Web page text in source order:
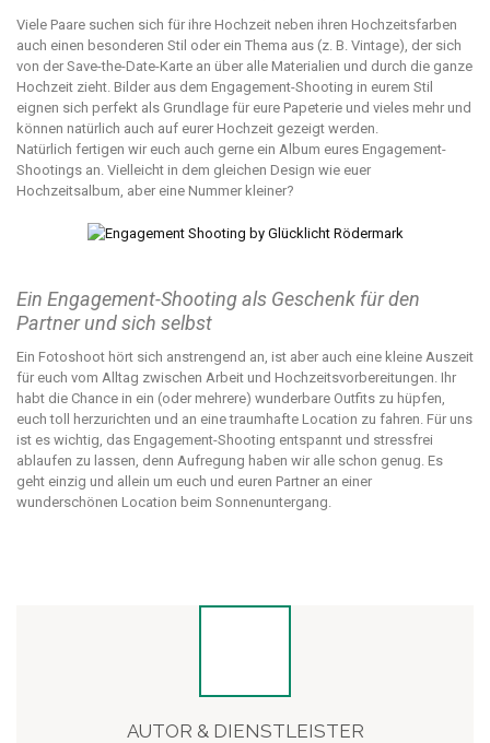
Viele Paare suchen sich für ihre Hochzeit neben ihren Hochzeitsfarben
auch einen besonderen Stil oder ein Thema aus (z. B. Vintage), der sich
von der Save-the-Date-Karte an über alle Materialien und durch die ganze
Hochzeit zieht. Bilder aus dem Engagement-Shooting in eurem Stil
eignen sich perfekt als Grundlage für eure Papeterie und vieles mehr und
können natürlich auch auf eurer Hochzeit gezeigt werden.
Natürlich fertigen wir euch auch gerne ein Album eures Engagement-
Shootings an. Vielleicht in dem gleichen Design wie euer
Hochzeitsalbum, aber eine Nummer kleiner?
Ein Engagement-Shooting als Geschenk für den
Partner und sich selbst
Ein Fotoshoot hört sich anstrengend an, ist aber auch eine kleine Auszeit
für euch vom Alltag zwischen Arbeit und Hochzeitsvorbereitungen. Ihr
habt die Chance in ein (oder mehrere) wunderbare Outfits zu hüpfen,
euch toll herzurichten und an eine traumhafte Location zu fahren. Für uns
ist es wichtig, das Engagement-Shooting entspannt und stressfrei
ablaufen zu lassen, denn Aufregung haben wir alle schon genug. Es
geht einzig und allein um euch und euren Partner an einer
wunderschönen Location beim Sonnenuntergang.
AUTOR & DIENSTLEISTER